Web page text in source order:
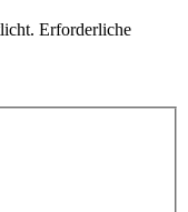
Erforderliche